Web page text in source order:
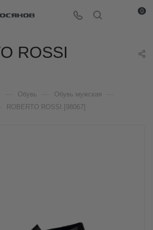
0
ROSSI
Обувь Обувь мужская
ROBERTO ROSSI [98067]